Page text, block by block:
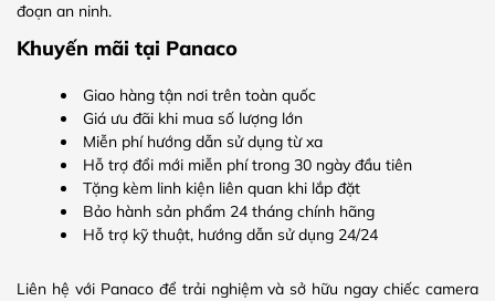
đoạn an ninh.
Khuyến mãi tại Panaco
Giao hàng tận nơi trên toàn quốc
Giá ưu đãi khi mua số lượng lớn
Miễn phí hướng dẫn sử dụng từ xa
Hỗ trợ đổi mới miễn phí trong 30 ngày đầu tiên
Tặng kèm linh kiện liên quan khi lắp đặt
Bảo hành sản phẩm 24 tháng chính hãng
Hỗ trợ kỹ thuật, hướng dẫn sử dụng 24/24
Liên hệ với Panaco để trải nghiệm và sở hữu ngay chiếc camera